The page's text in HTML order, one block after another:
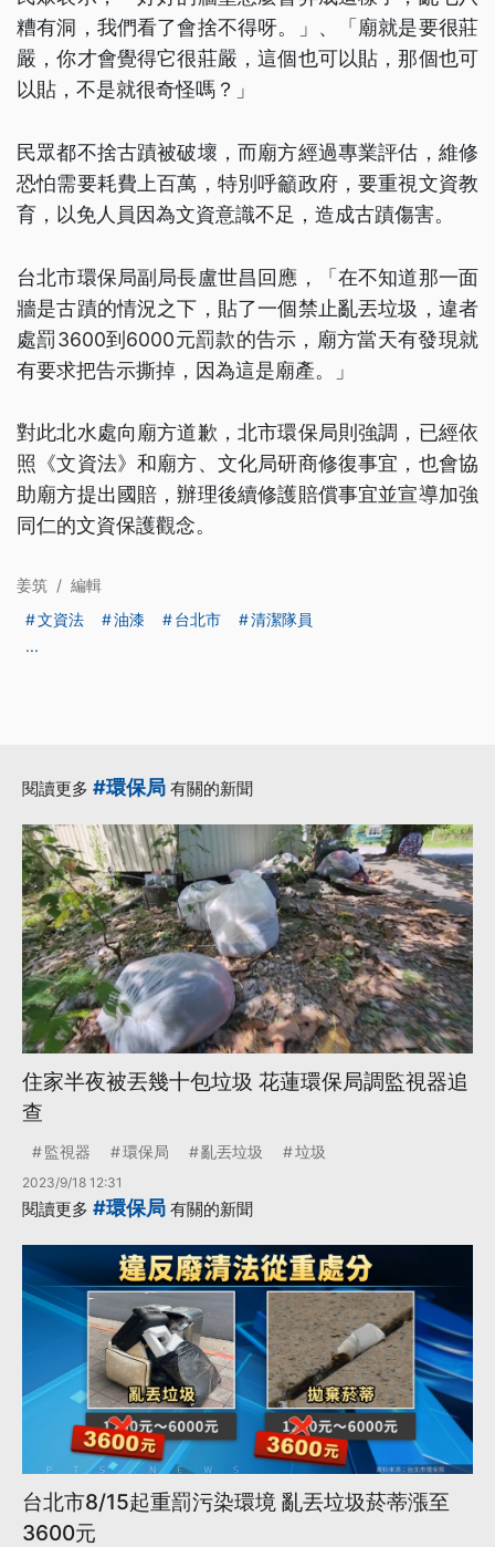
糟有洞，我們看了會捨不得呀。」、「廟就是要很莊
嚴，你才會覺得它很莊嚴，這個也可以貼，那個也可
以貼，不是就很奇怪嗎？」
民眾都不捨古蹟被破壞，而廟方經過專業評估，維修
恐怕需要耗費上百萬，特別呼籲政府，要重視文資教
育，以免人員因為文資意識不足，造成古蹟傷害。
台北市環保局副局長盧世昌回應，「在不知道那一面
牆是古蹟的情況之下，貼了一個禁止亂丟垃圾，違者
處罰3600到6000元罰款的告示，廟方當天有發現就
有要求把告示撕掉，因為這是廟產。」
對此北水處向廟方道歉，北市環保局則強調，已經依
照《文資法》和廟方、文化局研商修復事宜，也會協
助廟方提出國賠，辦理後續修護賠償事宜並宣導加強
同仁的文資保護觀念。
姜筑 / 編輯
文資法
油漆 台北市
清潔隊員
...
閱讀更多 #環保局 有關的新聞
住家半夜被丟幾十包垃圾 花蓮環保局調監視器追
查
監視器 環保局 亂丟垃圾 垃圾
2023/9/18 12:31
閱讀更多 #環保局 有關的新聞
台北市8/15起重罰污染環境 亂丟垃圾菸蒂漲至
3600元